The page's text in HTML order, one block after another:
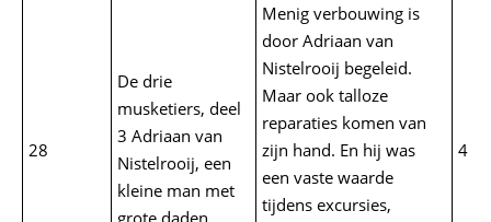
28
De drie
musketiers, deel
3 Adriaan van
Nistelrooij, een
kleine man met
grote daden
Menig verbouwing is
door Adriaan van
Nistelrooij begeleid.
Maar ook talloze
reparaties komen van
zijn hand. En hij was
een vaste waarde
tijdens excursies,
4